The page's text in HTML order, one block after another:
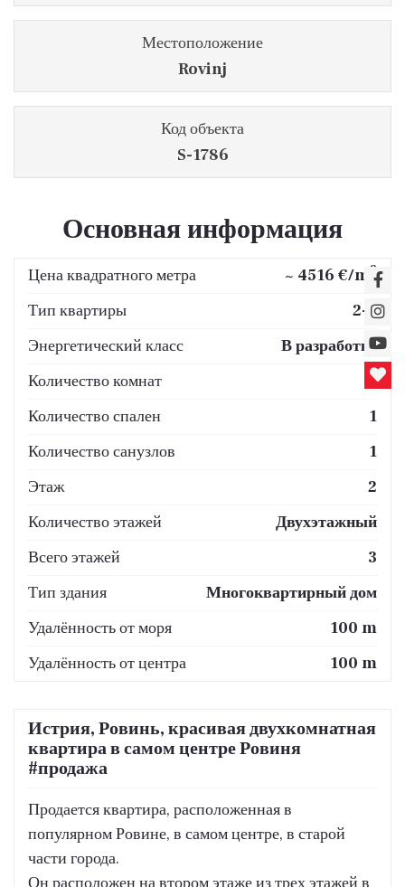
Местоположение
Rovinj
Код объекта
S-1786
Основная информация
Цена квадратного метра ~ 4516 €/m 2
Тип квартиры
2-к
Энергетический класс
В разработке
Количество комнат
2
Количество спален
1
Количество санузлов
1
Этаж
2
Количество этажей
Двухэтажный
Всего этажей
3
Тип здания
Многоквартирный дом
Удалённость от моря
100 m
Удалённость от центра
100 m
Истрия, Ровинь, красивая двухкомнатная
квартира в самом центре Ровиня
#продажа
Продается квартира, расположенная в
популярном Ровине, в самом центре, в старой
части города.
Он расположен на втором этаже из трех этажей в